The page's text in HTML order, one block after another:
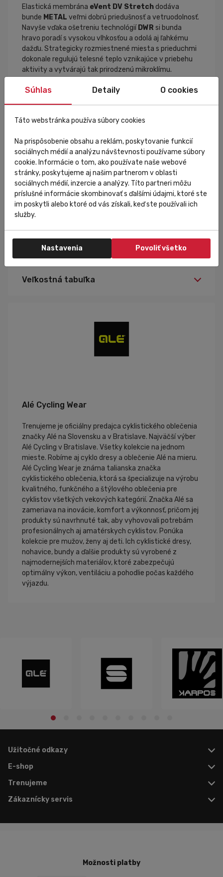
Elastická membrána eVent DV Stretch dodáva
bunde METAL veľmi dobrú priedušnosť a vetruodolnosť.
Navyše vďaka ošetreniu technológií DWR si bunda
hravo poradí s vysokou vlhkosťou a odolá aj ľahkému
dažďu. Strategicky rozmiestnené miesta s prieduchmi
dokonale regulujú telesné teplo vznikajúce v priebehu
aktivity a vytvárajú tak prirodzenú mikroklímu.
technický vzhľad Talianskej značky
vetruodolná a priedušná elastická membránaeVent
DV Stretch
materiálSoft Shell Thermo Dry
ošetreniu technológií DWRodolá bunda aj ľahkému
dažďu
vhodná pre teploty od -3 °C do 6 °C
hmotnosť iba 440 g
vyrobené v Taliansku
Špecifikácia
Veľkosť:
čierna
Veľkostná tabuľka
Alé Cycling Wear
Trenujeme je oficiálny predajca cyklistického oblečenia
značky Alé na Slovensku a v Bratislave. Najväčší výber
Alé Cycling v Bratislave. Všetky kolekcie na jednom
mieste. Robíme aj cyklo dresy a oblečenie Alé na mieru.
Alé Cycling Wear je známa talianska značka
cyklistického oblečenia, ktorá sa špecializuje na výrobu
kvalitného, funkčného a štýlového oblečenia pre
cyklistov všetkých vekových kategórií. Značka Alé sa
zameriava na inovácie, komfort a výkonnosť, pričom jej
produkty sú navrhnuté tak, aby vyhovovali potrebám
profesionálnych aj amatérskych cyklistov. Ponúka
kolekcie pre mužov, ženy aj deti. Ich cyklistické dresy,
nohavice, bundy a ďalšie produkty sú vyrobené z
najmodernejších materiálov, ktoré zabezpečujú
optimálny výkon, ventiláciu a pohodlie počas každého
výjazdu.
Užitočné odkazy
E-shop
Trenujeme
Zákaznícky servis
Možnosti platby
Súhlas Detaily O cookies
Táto webstránka používa súbory cookies
Na prispôsobenie obsahu a reklám, poskytovanie funkcií
sociálnych médií a analýzu návštevnosti používame súbory
cookie. Informácie o tom, ako používate naše webové
stránky, poskytujeme aj našim partnerom v oblasti
sociálnych médií, inzercie a analýzy. Títo partneri môžu
príslušné informácie skombinovať s ďalšími údajmi, ktoré ste
im poskytli alebo ktoré od vás získali, keď ste používali ich
služby.
Nastavenia Povoliť všetko